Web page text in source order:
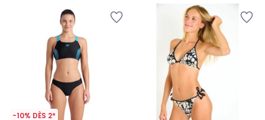
-10% DÈS 2*